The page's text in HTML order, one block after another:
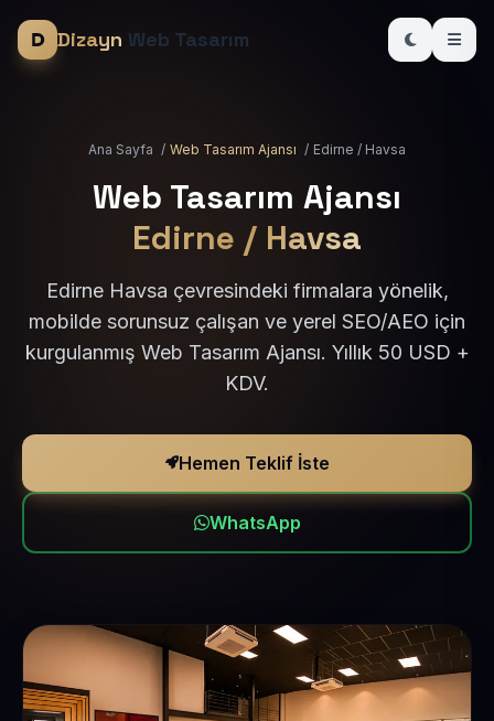
Dizayn Web Tasarım
Ana Sayfa / Web Tasarım Ajansı / Edirne / Havsa
Web Tasarım Ajansı
Edirne / Havsa
Edirne Havsa çevresindeki firmalara yönelik,
mobilde sorunsuz çalışan ve yerel SEO/AEO için
kurgulanmış Web Tasarım Ajansı. Yıllık 50 USD +
KDV.
Hemen Teklif İste
WhatsApp